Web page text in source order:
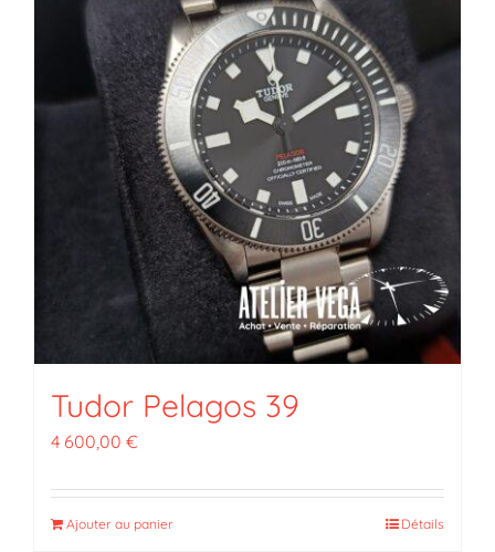
Tudor Pelagos 39
4 600,00 €
Ajouter au panier Détails